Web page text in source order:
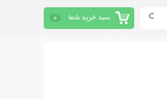
سبد خرید شما 0